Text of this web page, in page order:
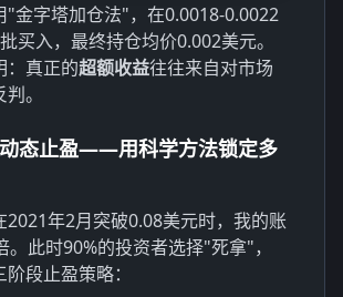
"金字塔加仓法"，在0.0018-0.0022
买入，最终持仓均价0.002美元。
：真正的超额收益往往来自对市场
。
态止盈——用科学方法锁定多
2021年2月突破0.08美元时，我的账
。此时90%的投资者选择"死拿"，
段止盈策略：